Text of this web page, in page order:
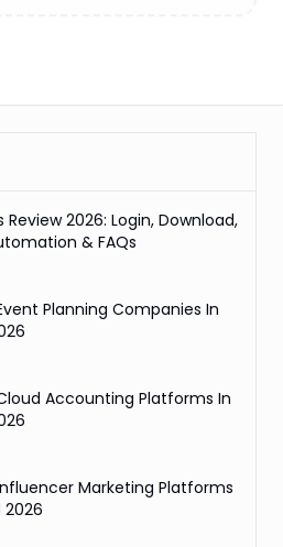
2026: Login, Download,
& FAQs
Planning Companies In
Accounting Platforms In
Marketing Platforms
2026